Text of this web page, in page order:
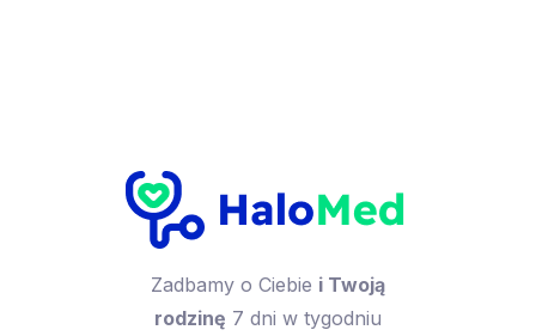
Zadbamy o Ciebie i Twoją
rodzinę 7 dni w tygodniu